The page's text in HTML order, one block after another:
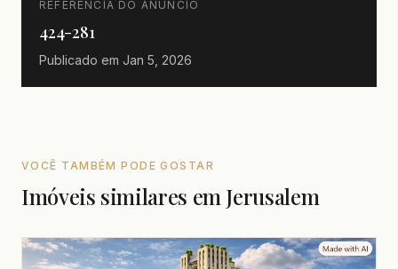
REFERÊNCIA DO ANÚNCIO
424-281
Publicado em Jan 5, 2026
VOCÊ TAMBÉM PODE GOSTAR
Imóveis similares em Jerusalem